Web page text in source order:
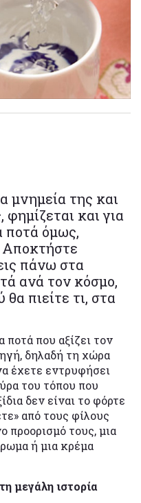
μνημεία της και
φημίζεται και για
ποτά όμως,
Αποκτήστε
πάνω στα
ανά τον κόσμο,
πιείτε τι, στα
που αξίζει τον
δηλαδή τη χώρα
έχετε εντρυφήσει
του τόπου που
δεν είναι το φόρτε
από τους φίλους
προορισμό τους, μια
ή μια κρέμα
μεγάλη ιστορία